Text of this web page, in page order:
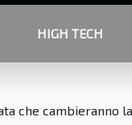
HIGH TECH
che cambieranno